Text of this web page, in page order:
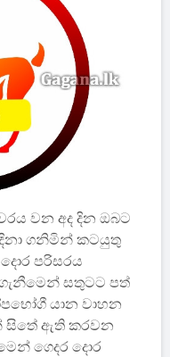
වන අද දින ඔබට
ගනිමින් කටයුතු
පරිසරය
ගැනීමෙන් සතුටට පත්
යාන වාහන
සිතේ ඇති කරවන
ගෙදර දොර